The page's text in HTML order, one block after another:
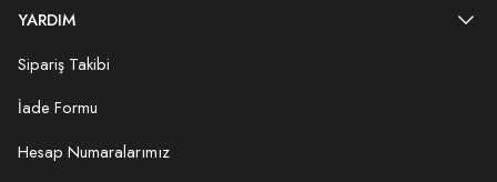
YARDIM
Sipariş Takibi
İade Formu
Hesap Numaralarımız